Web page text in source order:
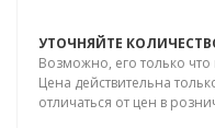
УТОЧНЯЙТЕ
Возможно, его только что
Цена действительна
отличаться от цен в